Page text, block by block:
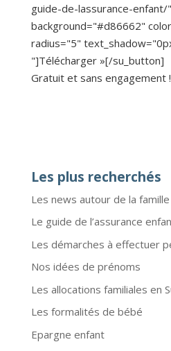
guide-de-lassurance-enfant/"
background="#d86662"
radius="5"
"]Télécharger »[/su_button]
Gratuit et sans engagement !
Les plus recherchés
Les news autour de la famille
Le guide de l’assurance
Les démarches à effectuer
Nos idées de prénoms
Les allocations familiales en
Les formalités de bébé
Epargne enfant